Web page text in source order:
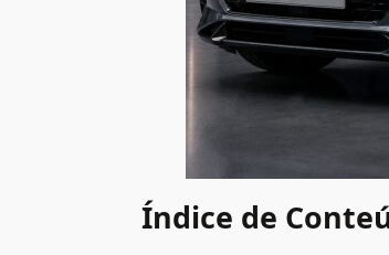
Índice de